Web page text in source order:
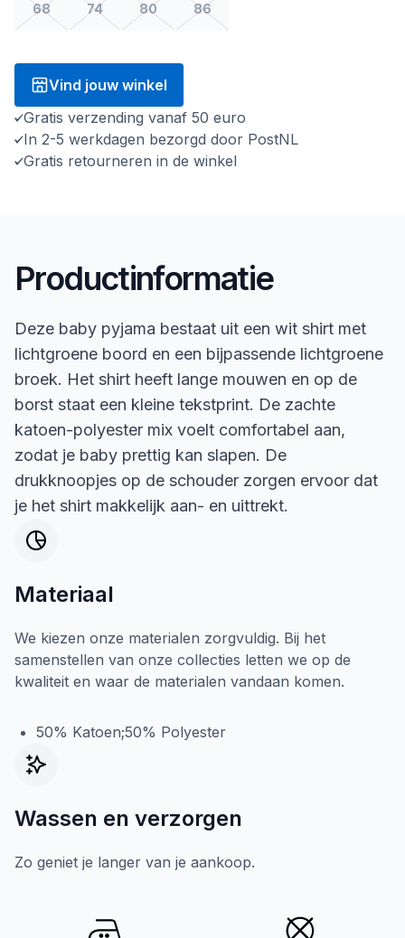
68 74 80 86
Vind jouw winkel
Gratis verzending vanaf 50 euro
In 2-5 werkdagen bezorgd door PostNL
Gratis retourneren in de winkel
Productinformatie
Deze baby pyjama bestaat uit een wit shirt met
lichtgroene boord en een bijpassende lichtgroene
broek. Het shirt heeft lange mouwen en op de
borst staat een kleine tekstprint. De zachte
katoen-polyester mix voelt comfortabel aan,
zodat je baby prettig kan slapen. De
drukknoopjes op de schouder zorgen ervoor dat
je het shirt makkelijk aan- en uittrekt.
Materiaal
We kiezen onze materialen zorgvuldig. Bij het
samenstellen van onze collecties letten we op de
kwaliteit en waar de materialen vandaan komen.
50% Katoen;50% Polyester
Wassen en verzorgen
Zo geniet je langer van je aankoop.